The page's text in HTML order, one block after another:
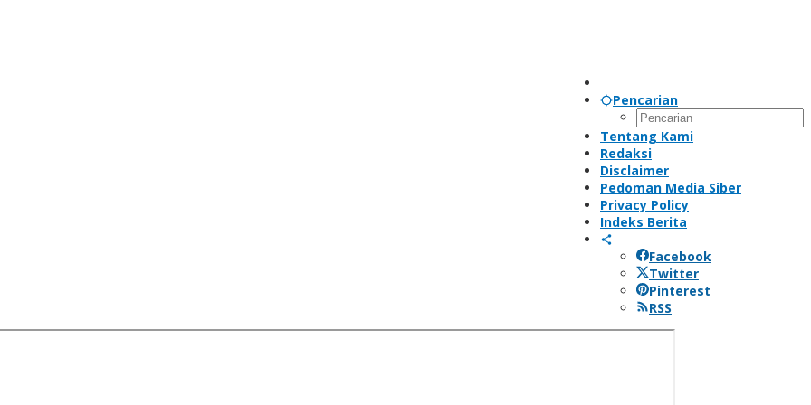
Pencarian
Tentang Kami
Redaksi
Disclaimer
Pedoman Media Siber
Privacy Policy
Indeks Berita
Facebook
Twitter
Pinterest
RSS